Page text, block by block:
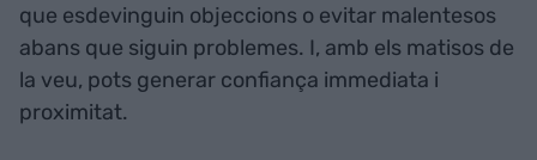
que esdevinguin objeccions o evitar malentesos
abans que siguin problemes. I, amb els matisos de
la veu, pots generar confiança immediata i
proximitat.